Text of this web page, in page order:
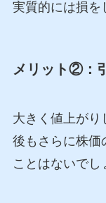
実質的には損を
メリット②：
大きく値上がり
後もさらに株価
ことはないでし